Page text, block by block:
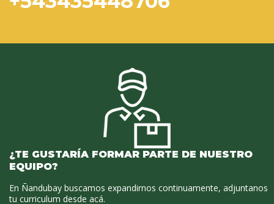
¿TE GUSTARÍA FORMAR PARTE DE NUESTRO
EQUIPO?
En Ñandubay buscamos expandirnos continuamente, adjuntanos
tu curriculum desde acá.